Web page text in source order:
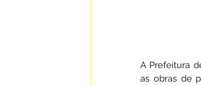
A Prefeitura
as obras de